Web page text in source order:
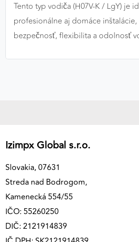
Tento typ vodiča (H07V-K / LgY) je
profesionálne aj domáce
bezpečnosť, flexibilita a odolnosť
Izimpx Global s.r.o.
Slovakia, 07631
Streda nad Bodrogom,
Kamenecká 554/55
IČO: 55260250
DIČ: 2121914839
našom webe aj v reklamných
Google Ads